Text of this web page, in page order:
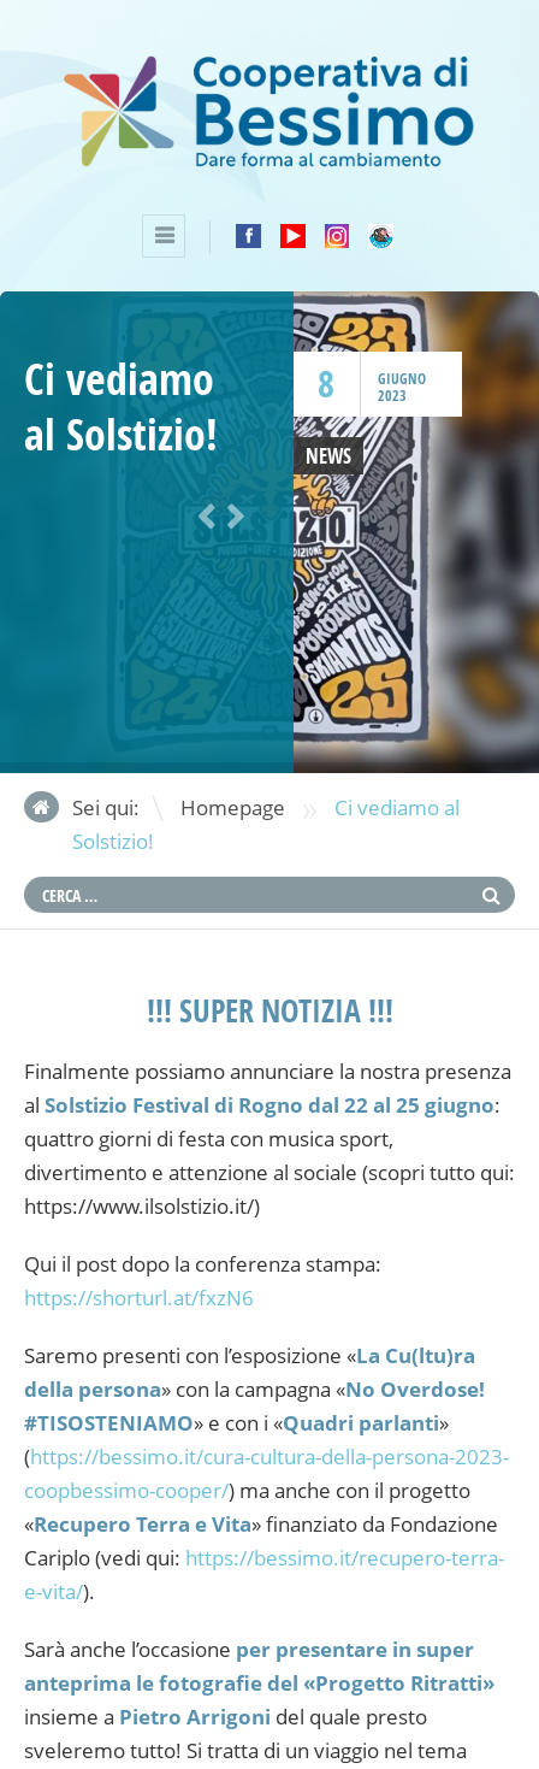
8
GIUGNO
2023
Ci vediamo
al Solstizio!
NEWS
Sei qui: Homepage »
Ci vediamo al
Solstizio!
!!! SUPER NOTIZIA !!!
Finalmente possiamo annunciare la nostra presenza
al Solstizio Festival di Rogno dal 22 al 25 giugno:
quattro giorni di festa con musica sport,
divertimento e attenzione al sociale (scopri tutto qui:
https://www.ilsolstizio.it/)
Qui il post dopo la conferenza stampa:
https://shorturl.at/fxzN6
Saremo presenti con l’esposizione «La Cu(ltu)ra
della persona» con la campagna «No Overdose!
#TISOSTENIAMO» e con i «Quadri parlanti»
(https://bessimo.it/cura-cultura-della-persona-2023-
coopbessimo-cooper/) ma anche con il progetto
«Recupero Terra e Vita» finanziato da Fondazione
Cariplo (vedi qui: https://bessimo.it/recupero-terra-
e-vita/).
Sarà anche l’occasione per presentare in super
anteprima le fotografie del «Progetto Ritratti»
insieme a Pietro Arrigoni del quale presto
sveleremo tutto! Si tratta di un viaggio nel tema